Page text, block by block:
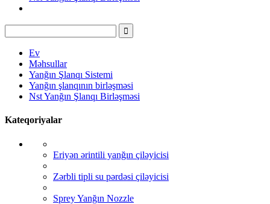
Ev
Məhsullar
Yanğın Şlanqı Sistemi
Yanğın şlanqının birləşməsi
Nst Yanğın Şlanqı Birləşməsi
Kateqoriyalar
Eriyən ərintili yanğın çiləyicisi
Zərbli tipli su pərdəsi çiləyicisi
Sprey Yanğın Nozzle